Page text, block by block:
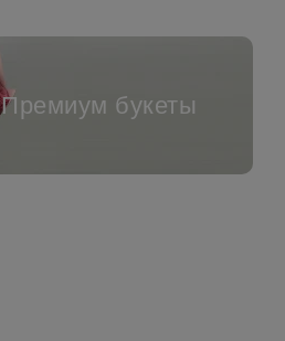
Премиум букеты